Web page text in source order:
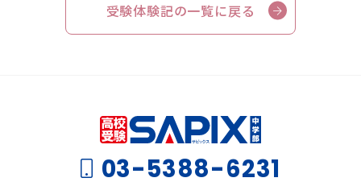
受験体験記の一覧に戻る
03-5388-6231